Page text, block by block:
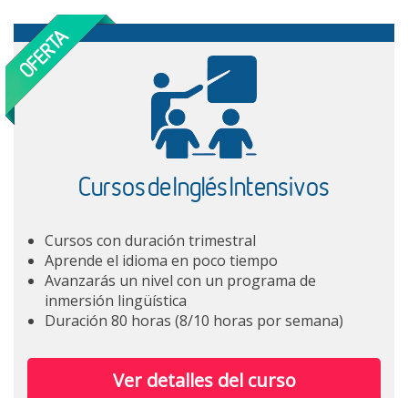
Cursos de Inglés Intensivos
Cursos con duración trimestral
Aprende el idioma en poco tiempo
Avanzarás un nivel con un programa de
inmersión lingüística
Duración 80 horas (8/10 horas por semana)
Ver detalles del curso